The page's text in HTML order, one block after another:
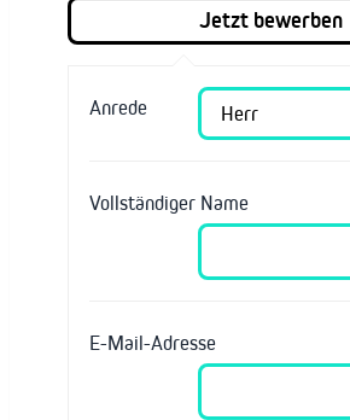
Anrede
Vollständiger Name
E-Mail-Adresse